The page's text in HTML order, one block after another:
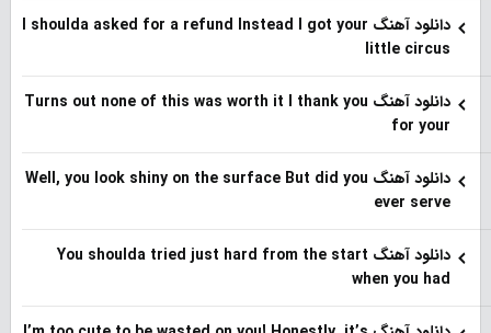
دانلود آهنگ I shoulda asked for a refund Instead I got your
little circus
دانلود آهنگ Turns out none of this was worth it I thank you
for your
دانلود آهنگ Well, you look shiny on the surface But did you
ever serve
دانلود آهنگ You shoulda tried just hard from the start
when you had